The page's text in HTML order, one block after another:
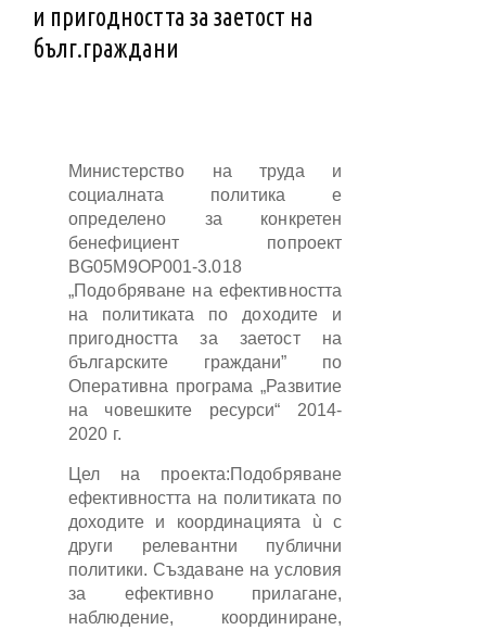
и пригодността за заетост на
бълг.граждани
Министерство на труда и
социалната политика е
определено за конкретен
бенефициент попроект
BG05М9ОР001-3.018
„Подобряване на ефективността
на политиката по доходите и
пригодността за заетост на
българските граждани” по
Оперативна програма „Развитие
на човешките ресурси“ 2014-
2020 г.
Цел на проекта:Подобряване
ефективността на политиката по
доходите и координацията ù с
други релевантни публични
политики. Създаване на условия
за ефективно прилагане,
наблюдение, координиране,